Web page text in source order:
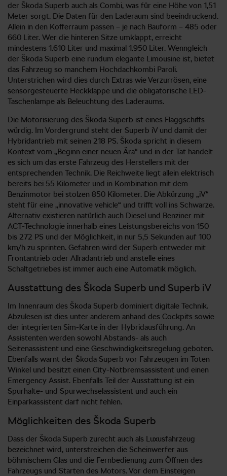
der Škoda Superb auch als Combi, was für eine Höhe von 1,51
Meter sorgt. Die Daten für den Laderaum sind beeindruckend.
Allein in den Kofferraum passen – je nach Bauform – 485 oder
660 Liter. Wer die hinteren Sitze umklappt, erreicht
mindestens 1.610 Liter und maximal 1.950 Liter. Wenngleich
der Škoda Superb eine rundum elegante Limousine ist, bietet
das Fahrzeug so manchem Hochdachkombi Paroli.
Unterstrichen wird dies durch Extras wie Verzurrösen, eine
sensorgesteuerte Heckklappe und die obligatorische LED-
Taschenlampe als Beleuchtung des Laderaums.
Die Motorisierung des Škoda Superb ist eines Flaggschiffs
würdig. Im Vordergrund steht der Superb iV und damit der
Hybridantrieb mit seinen 218 PS. Škoda spricht in diesem
Kontext vom „Beginn einer neuen Ära“ und in der Tat handelt
es sich um das erste Fahrzeug des Herstellers mit der
entsprechenden Technik. Die Reichweite liegt allein elektrisch
bereits bei 55 Kilometer und in Kombination mit dem
Benzinmotor bei stolzen 850 Kilometer. Die Abkürzung „iV“
steht für eine „innovative vehicle“ und trifft voll ins Schwarze.
Alternativ existieren natürlich auch Diesel und Benziner mit
ACT-Technologie innerhalb eines Leistungsbereichs von 150
bis 272 PS und der Möglichkeit, in nur 5,5 Sekunden auf 100
km/h zu sprinten. Gefahren wird der Superb entweder mit
Frontantrieb oder Allradantrieb und anstelle eines
Schaltgetriebes ist immer auch eine Automatik möglich.
Ausstattung des Škoda Superb und Superb iV
Im Innenraum des Škoda Superb dominiert digitale Technik.
Abzulesen ist dies unter anderem anhand des Cockpits sowie
der integrierten Sim-Karte in der Hybridausführung. An
Assistenten werden sowohl Abstands- als auch
Seitenassistent und eine Geschwindigkeitsregelung geboten.
Ebenfalls warnt der Škoda Superb vor Fahrzeugen im Toten
Winkel und besitzt einen City-Notbremsassistent und einen
Emergency Assist. Ebenfalls Teil der Ausstattung ist ein
Spurhalte- und Spurwechselassistent und auch ein
Einparkassistent darf nicht fehlen.
Möglichkeiten des Škoda Superb
Dass der Škoda Superb zurecht auch als Luxusfahrzeug
bezeichnet wird, unterstreichen die Scheinwerfer aus
böhmischem Glas und die Fernbedienung zum Öffnen des
Fahrzeugs und Starten des Motors. Vor dem Einsteigen